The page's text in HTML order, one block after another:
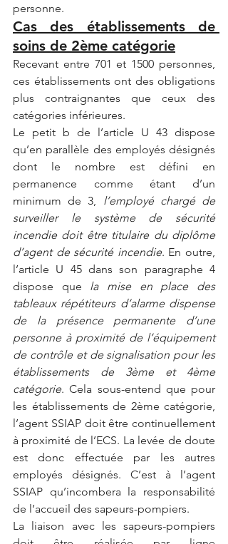
personne.
Cas des établissements de
soins de 2ème catégorie
Recevant entre 701 et 1500 personnes,
ces établissements ont des obligations
plus contraignantes que ceux des
catégories inférieures.
Le petit b de l’article U 43 dispose
qu’en parallèle des employés désignés
dont le nombre est défini en
permanence comme étant d’un
minimum de 3, l’employé chargé de
surveiller le système de sécurité
incendie doit être titulaire du diplôme
d’agent de sécurité incendie. En outre,
l’article U 45 dans son paragraphe 4
dispose que la mise en place des
tableaux répétiteurs d’alarme dispense
de la présence permanente d’une
personne à proximité de l’équipement
de contrôle et de signalisation pour les
établissements de 3ème et 4ème
catégorie. Cela sous-entend que pour
les établissements de 2ème catégorie,
l’agent SSIAP doit être continuellement
à proximité de l’ECS. La levée de doute
est donc effectuée par les autres
employés désignés. C’est à l’agent
SSIAP qu’incombera la responsabilité
de l’accueil des sapeurs-pompiers.
La liaison avec les sapeurs-pompiers